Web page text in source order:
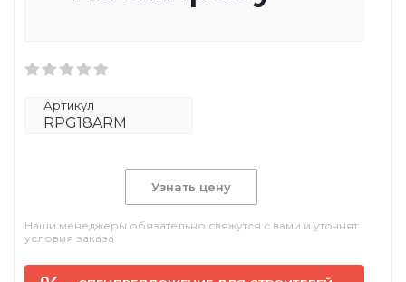
Артикул
RPG18ARM
Узнать цену
Наши менеджеры обязательно свяжутся с вами и уточнят
условия заказа